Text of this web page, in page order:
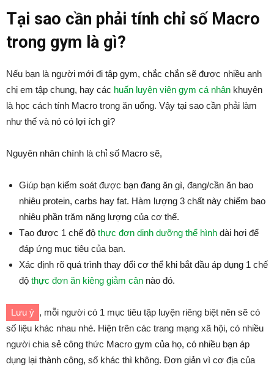
Tại sao cần phải tính chỉ số Macro
trong gym là gì?
Nếu bạn là người mới đi tập gym, chắc chắn sẽ được nhiều anh
chị em tập chung, hay các huấn luyện viên gym cá nhân khuyên
là học cách tính Macro trong ăn uống. Vậy tại sao cần phải làm
như thế và nó có lợi ích gì?
Nguyên nhân chính là chỉ số Macro sẽ,
Giúp bạn kiểm soát được bạn đang ăn gì, đang/cần ăn bao
nhiêu protein, carbs hay fat. Hàm lượng 3 chất này chiếm bao
nhiêu phần trăm năng lượng của cơ thể.
Tạo được 1 chế độ thực đơn dinh dưỡng thể hình dài hơi để
đáp ứng mục tiêu của bạn.
Xác định rõ quá trình thay đổi cơ thể khi bắt đầu áp dụng 1 chế
độ thực đơn ăn kiêng giảm cân nào đó.
Lưu ý , mỗi người có 1 mục tiêu tập luyện riêng biệt nên sẽ có
số liệu khác nhau nhé. Hiện trên các trang mạng xã hội, có nhiều
người chia sẻ công thức Macro gym của họ, có nhiều bạn áp
dụng lại thành công, số khác thì không. Đơn giản vì cơ địa của